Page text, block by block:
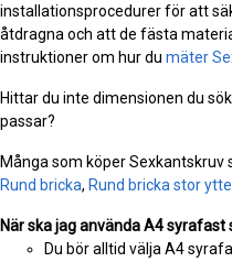
installationsprocedurer för att
åtdragna och att de fästa
instruktioner om hur du mäter
Hittar du inte dimensionen du
passar?
Många som köper Sexkantskruv
Rund bricka, Rund bricka stor
När ska jag använda A4
Du bör alltid välja A4